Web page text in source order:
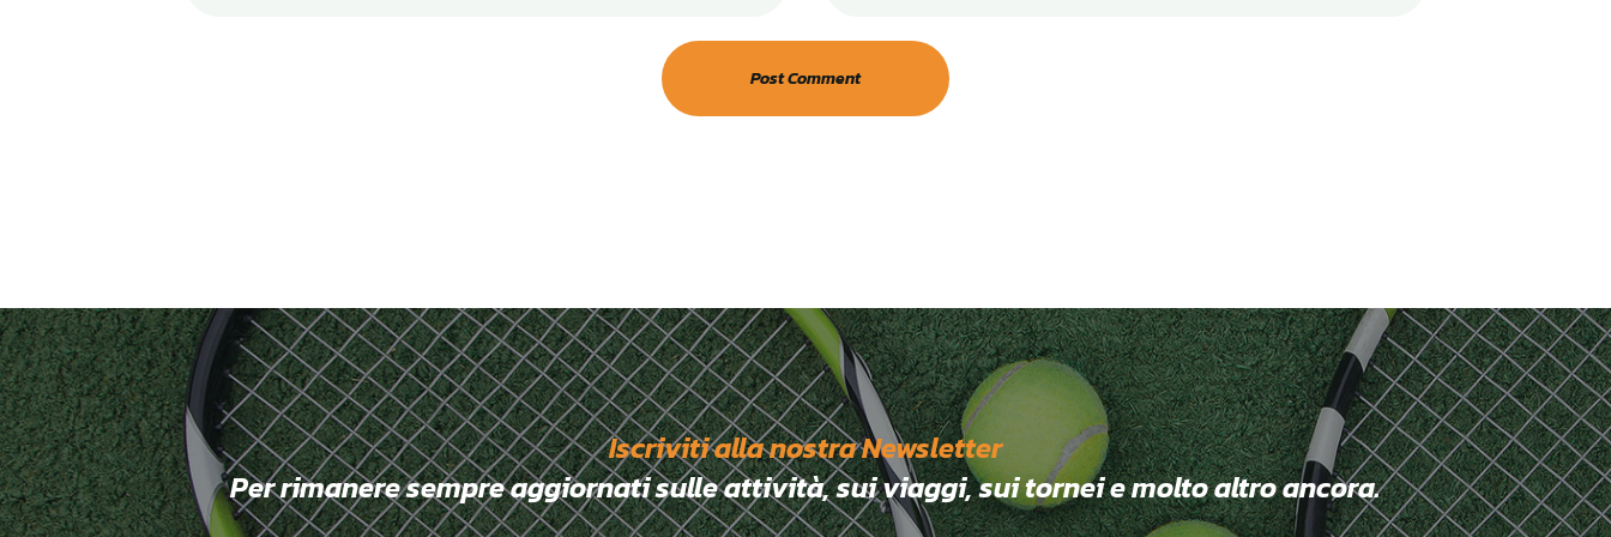
Iscriviti alla nostra Newsletter
Per rimanere sempre aggiornati sulle attività, sui viaggi, sui tornei e molto altro ancora.